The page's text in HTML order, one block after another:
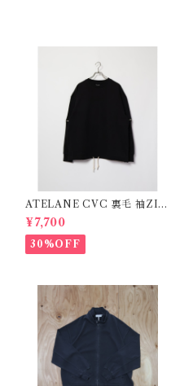
ATELANE CVC 裏毛 袖ZIP
2WAY クルー ブラック 25A-
14001
¥7,700
30%OFF